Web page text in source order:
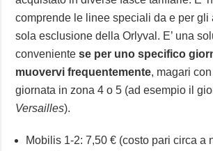
comprende le linee speciali da e per gli
sola esclusione della Orlyval. E’ una
convenientese per uno specifico
muovervi frequentemente, magari
giornata in zona 4 o 5 (ad esempio il
Versailles).
Mobilis 1-2: 7,50 € (costo pari circa a